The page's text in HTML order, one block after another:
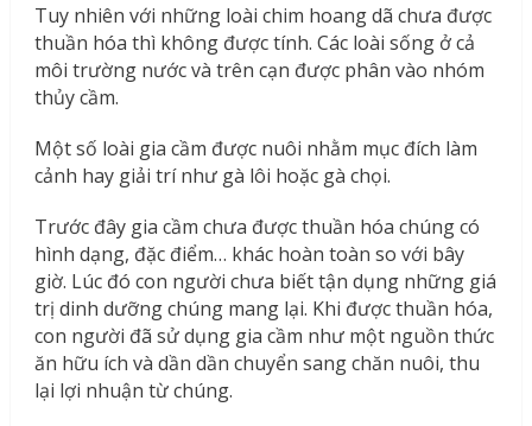
Tuy nhiên với những loài chim hoang dã chưa được
thuần hóa thì không được tính. Các loài sống ở cả
môi trường nước và trên cạn được phân vào nhóm
thủy cầm.
Một số loài gia cầm được nuôi nhằm mục đích làm
cảnh hay giải trí như gà lôi hoặc gà chọi.
Trước đây gia cầm chưa được thuần hóa chúng có
hình dạng, đặc điểm… khác hoàn toàn so với bây
giờ. Lúc đó con người chưa biết tận dụng những giá
trị dinh dưỡng chúng mang lại. Khi được thuần hóa,
con người đã sử dụng gia cầm như một nguồn thức
ăn hữu ích và dần dần chuyển sang chăn nuôi, thu
lại lợi nhuận từ chúng.